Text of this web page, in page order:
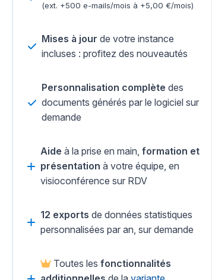
(ext. +500 e-mails/mois à +5,00 €/mois)
Mises à jour de votre instance
incluses : profitez des nouveautés
Personnalisation complète des
documents générés par le logiciel sur
demande
Aide à la prise en main, formation et
présentation à votre équipe, en
visioconférence sur RDV
12 exports de données statistiques
personnalisées par an, sur demande
Toutes les fonctionnalités